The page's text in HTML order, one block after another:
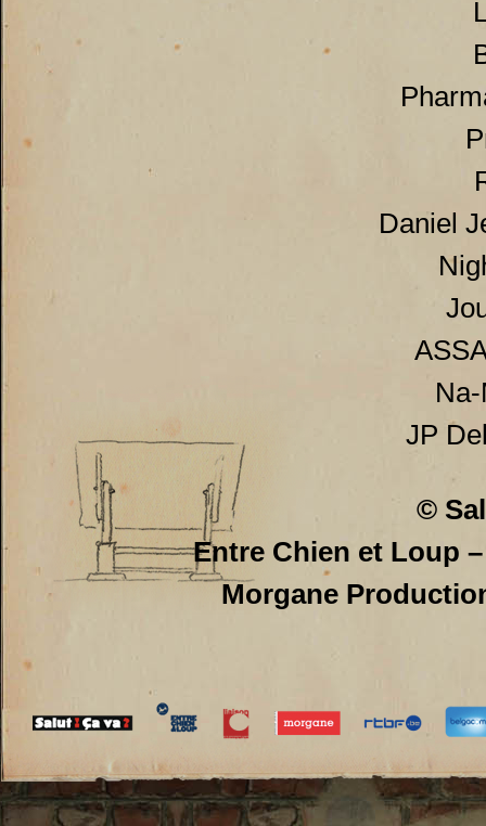
Daniel
JP
©
Entre Chien et Loup
Morgane